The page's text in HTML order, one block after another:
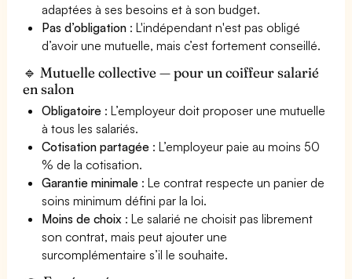
adaptées à ses besoins et à son budget.
Pas d’obligation : L'indépendant n'est pas obligé
d’avoir une mutuelle, mais c’est fortement conseillé.
🔹 Mutuelle collective — pour un coiffeur salarié
en salon
Obligatoire : L’employeur doit proposer une mutuelle
à tous les salariés.
Cotisation partagée : L’employeur paie au moins 50
% de la cotisation.
Garantie minimale : Le contrat respecte un panier de
soins minimum défini par la loi.
Moins de choix : Le salarié ne choisit pas librement
son contrat, mais peut ajouter une
surcomplémentaire s’il le souhaite.